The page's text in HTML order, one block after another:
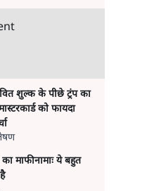
शुल्क के पीछे ट्रंप का
को फायदा
माफीनामाः ये बहुत